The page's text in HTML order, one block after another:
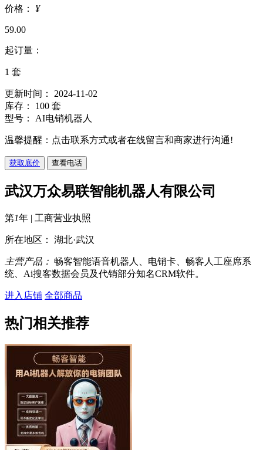
价格： ¥
59.00
起订量：
1 套
更新时间： 2024-11-02
库存： 100 套
型号： AI电销机器人
温馨提醒：点击联系方式或者在线留言和商家进行沟通!
获取底价 查看电话
武汉万众易联智能机器人有限公司
第1年 | 工商营业执照
所在地区： 湖北·武汉
主营产品： 畅客智能语音机器人、电销卡、畅客人工座席系
统、Ai搜客数据会员及代销部分知名CRM软件。
进入店铺 全部商品
热门相关推荐